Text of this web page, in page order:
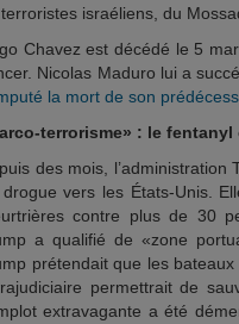
israéliens, du
Chavez est décédé le 5
Nicolas Maduro lui a
la mort de son
terrorisme» : le
des mois,
vers les États-Unis.
contre plus de 30
a qualifié de «zone
prétendait que les
permettrait de
extravagante a été